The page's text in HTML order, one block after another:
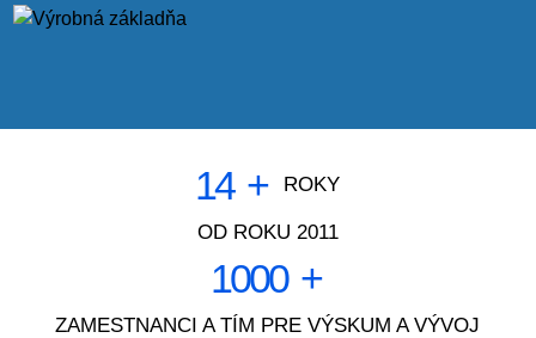
14 + ROKY
OD ROKU 2011
1000 +
ZAMESTNANCI A TÍM PRE VÝSKUM A VÝVOJ